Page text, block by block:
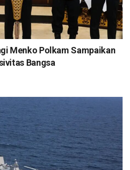
Menko Polkam Sampaikan
Bangsa